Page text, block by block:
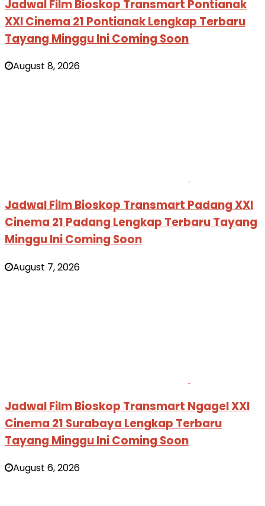
Jadwal Film Bioskop Transmart Pontianak
XXI Cinema 21 Pontianak Lengkap Terbaru
Tayang Minggu Ini Coming Soon
August 8, 2026
Jadwal Film Bioskop Transmart Padang XXI
Cinema 21 Padang Lengkap Terbaru Tayang
Minggu Ini Coming Soon
August 7, 2026
Jadwal Film Bioskop Transmart Ngagel XXI
Cinema 21 Surabaya Lengkap Terbaru
Tayang Minggu Ini Coming Soon
August 6, 2026